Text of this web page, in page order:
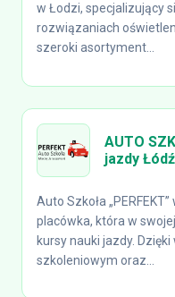
w Łodzi, specjalizujący
rozwiązaniach
szeroki asortyment...
AUTO
jazdy Łódź
Auto Szkoła
placówka, która w
kursy nauki jazdy.
szkoleniowym oraz...